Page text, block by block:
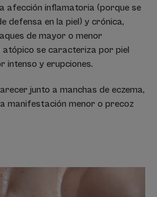
afección inflamatoria (porque se
defensa en la piel) y crónica,
de mayor o menor
atópico se caracteriza por piel
intenso y erupciones.
junto a manchas de eczema,
manifestación menor o precoz